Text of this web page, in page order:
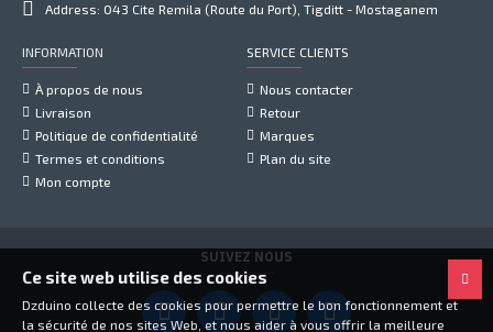
Address: 043 Cite Remila (Route du Port), Tigditt - Mostaganem
INFORMATION
À propos de nous
Livraison
Politique de confidentialité
Termes et conditions
Mon compte
SERVICE CLIENTS
Nous contacter
Retour
Marques
Plan du site
SUIVEZ NOUS
Ce site web utilise des cookies
Dzduino collecte des cookies pour permettre le bon fonctionnement et
la sécurité de nos sites Web, et nous aider à vous offrir la meilleure